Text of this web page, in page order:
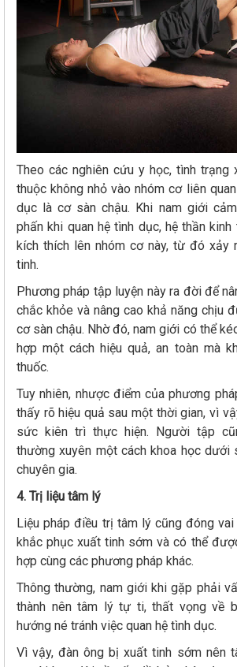
Theo các nghiên cứu y học, tình trạng
thuộc không nhỏ vào nhóm cơ liên
dục là cơ sàn chậu. Khi nam giới
phấn khi quan hệ tình dục, hệ thần
kích thích lên nhóm cơ này, từ đó xảy
tinh.
Phương pháp tập luyện này ra đời để
chắc khỏe và nâng cao khả năng chịu
cơ sàn chậu. Nhờ đó, nam giới có thể
hợp một cách hiệu quả, an toàn mà
thuốc.
Tuy nhiên, nhược điểm của phương
thấy rõ hiệu quả sau một thời gian, vì
sức kiên trì thực hiện. Người tập
thường xuyên một cách khoa học dưới
chuyên gia.
4. Trị liệu tâm lý
Liệu pháp điều trị tâm lý cũng đóng
khắc phục xuất tinh sớm và có thể
hợp cùng các phương pháp khác.
Thông thường, nam giới khi gặp phải
thành nên tâm lý tự ti, thất vọng về
hướng né tránh việc quan hệ tình dục.
Vì vậy, đàn ông bị xuất tinh sớm nên